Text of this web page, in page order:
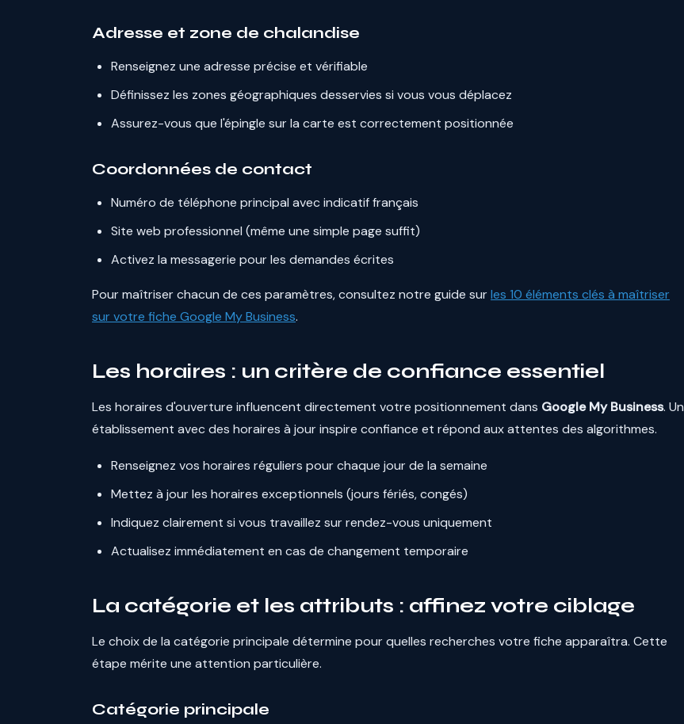
Adresse et zone de chalandise
Renseignez une adresse précise et vérifiable
Définissez les zones géographiques desservies si vous vous déplacez
Assurez-vous que l'épingle sur la carte est correctement positionnée
Coordonnées de contact
Numéro de téléphone principal avec indicatif français
Site web professionnel (même une simple page suffit)
Activez la messagerie pour les demandes écrites
Pour maîtriser chacun de ces paramètres, consultez notre guide surles 10 éléments clés à maîtriser
sur votre fiche Google My Business.
Les horaires : un critère de confiance essentiel
Les horaires d'ouverture influencent directement votre positionnement dans Google My Business. Un
établissement avec des horaires à jour inspire confiance et répond aux attentes des algorithmes.
Renseignez vos horaires réguliers pour chaque jour de la semaine
Mettez à jour les horaires exceptionnels (jours fériés, congés)
Indiquez clairement si vous travaillez sur rendez-vous uniquement
Actualisez immédiatement en cas de changement temporaire
La catégorie et les attributs : affinez votre ciblage
Le choix de la catégorie principale détermine pour quelles recherches votre fiche apparaîtra. Cette
étape mérite une attention particulière.
Catégorie principale